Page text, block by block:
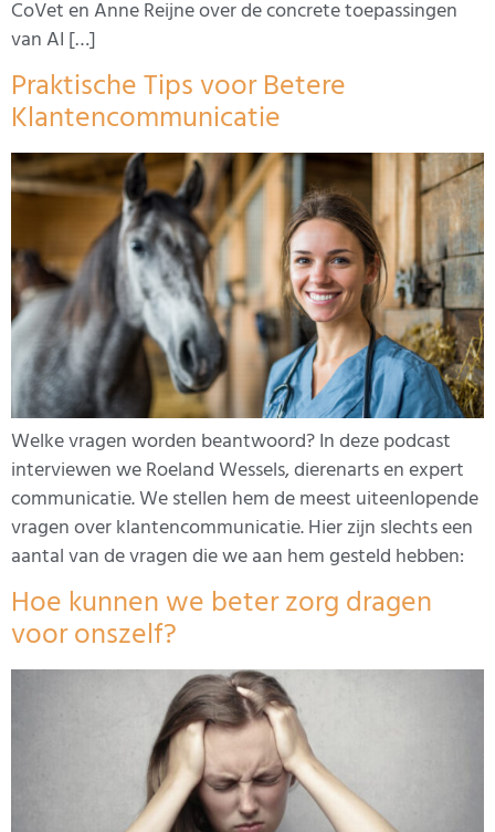
CoVet en Anne Reijne over de concrete toepassingen
van AI […]
Praktische Tips voor Betere
Klantencommunicatie
Welke vragen worden beantwoord? In deze podcast
interviewen we Roeland Wessels, dierenarts en expert
communicatie. We stellen hem de meest uiteenlopende
vragen over klantencommunicatie. Hier zijn slechts een
aantal van de vragen die we aan hem gesteld hebben:
Hoe kunnen we beter zorg dragen
voor onszelf?